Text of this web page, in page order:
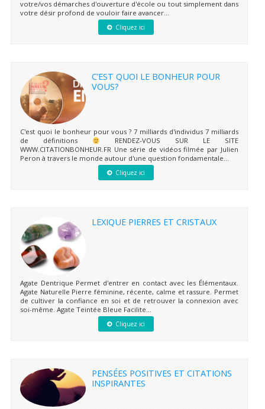
votre/vos démarches d'ouverture d'école ou tout simplement dans
votre désir profond de vouloir faire avancer...
Cliquez ici
C’EST QUOI LE BONHEUR POUR
VOUS?
C'est quoi le bonheur pour vous ? 7 milliards d'individus 7 milliards
de définitions
RENDEZ-VOUS SUR LE SITE
WWW.CITATIONBONHEUR.FR Une série de vidéos filmée par Julien
Peron à travers le monde autour d'une question fondamentale...
Cliquez ici
LEXIQUE PIERRES ET CRISTAUX
Agate Dentrique Permet d'entrer en contact avec les Élémentaux.
Agate Naturelle Pierre féminine, récente, calme et rassure. Permet
de cultiver la confiance en soi et de retrouver la connexion avec
soi-même. Agate Teintée Bleue Facilite...
Cliquez ici
PENSÉES POSITIVES ET CITATIONS
INSPIRANTES